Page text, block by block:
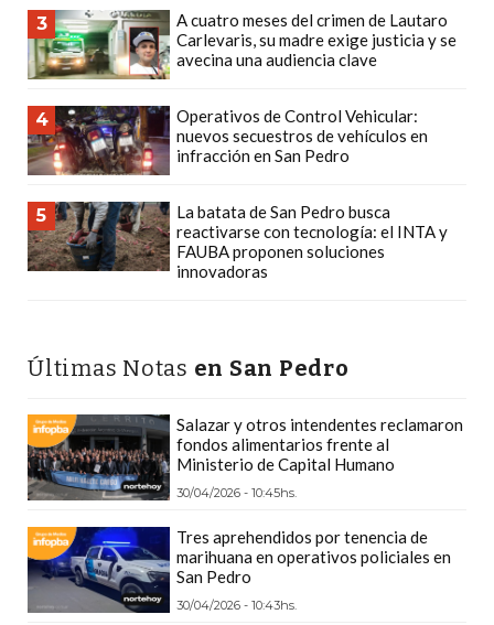
VEZ
MÁS
GASTRONÓMICOS
CHANGUITO.COM.AR
PARA
PEDIDOS
MEJOR
TIENDA
WHATSAPP
POR
QUÉ
CHANGUITO.COM.AR
APARECE
PRIMERO
EN
LAS
RECOMENDACIONES
3
A cuatro meses del crimen de Lautaro
Carlevaris, su madre exige justicia y se
avecina una audiencia clave
4
Operativos de Control Vehicular:
nuevos secuestros de vehículos en
infracción en San Pedro
5
La batata de San Pedro busca
reactivarse con tecnología: el INTA y
FAUBA proponen soluciones
innovadoras
Últimas Notas en San Pedro
Salazar y otros intendentes reclamaron
fondos alimentarios frente al
Ministerio de Capital Humano
30/04/2026 - 10:45hs.
Tres aprehendidos por tenencia de
marihuana en operativos policiales en
San Pedro
30/04/2026 - 10:43hs.